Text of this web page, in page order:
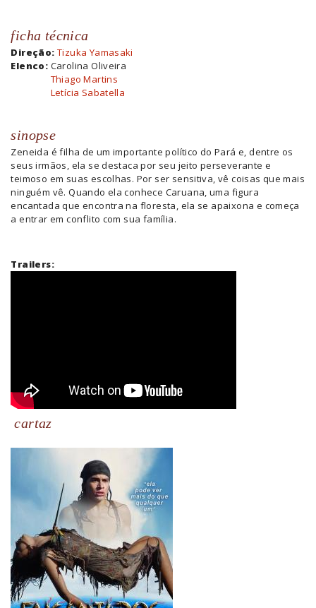
ficha técnica
Direção: Tizuka Yamasaki
Elenco: Carolina Oliveira
Thiago Martins
Letícia Sabatella
sinopse
Zeneida é filha de um importante político do Pará e, dentre os
seus irmãos, ela se destaca por seu jeito perseverante e
teimoso em suas escolhas. Por ser sensitiva, vê coisas que mais
ninguém vê. Quando ela conhece Caruana, uma figura
encantada que encontra na floresta, ela se apaixona e começa
a entrar em conflito com sua família.
Trailers:
cartaz